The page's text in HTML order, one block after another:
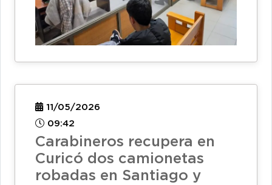
11/05/2026
09:42
Carabineros recupera en
Curicó dos camionetas
robadas en Santiago y